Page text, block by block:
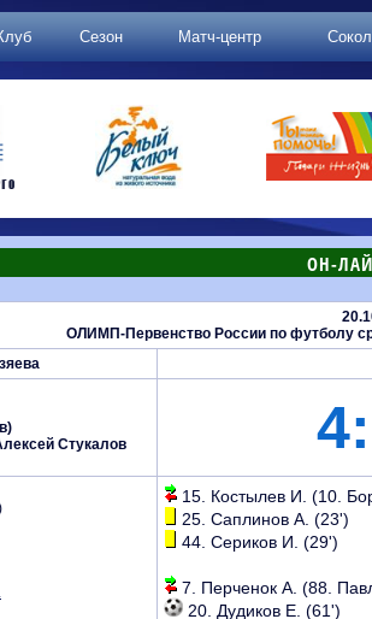
Сезон Матч-центр
ОН-
ОЛИМП-Первенство России по футболу
Стукалов
15. Костылев И. (10.
25. Саплинов А. (23')
44. Сериков И. (29')
7. Перченок А. (88.
20. Дудиков Е. (61')